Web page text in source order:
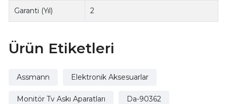
Garanti (Yıl) 2
Ürün Etiketleri
Assmann Elektronik Aksesuarlar
Monitör Tv Askı Aparatları Da-90362